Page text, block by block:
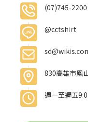
(07)745-2200
@cctshirt
830高雄市鳳
週一至週五